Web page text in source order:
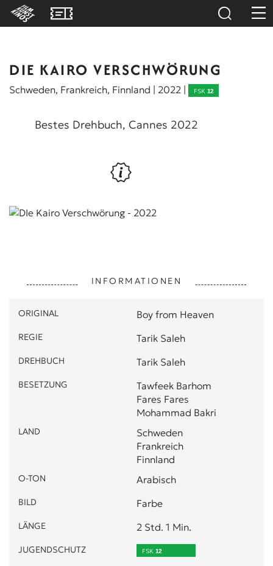
DIE KAIRO VERSCHWÖRUNG
Schweden, Frankreich, Finnland | 2022 | FSK 12
Bestes Drehbuch, Cannes 2022
INFORMATIONEN
ORIGINAL Boy from Heaven
REGIE Tarik Saleh
DREHBUCH Tarik Saleh
BESETZUNG
Tawfeek Barhom
Fares Fares
Mohammad Bakri
LAND
Schweden
Frankreich
Finnland
O-TON Arabisch
BILD Farbe
LÄNGE 2 Std. 1 Min.
JUGENDSCHUTZ FSK 12